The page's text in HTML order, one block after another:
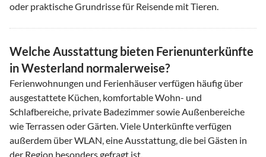
oder praktische Grundrisse für Reisende mit Tieren.
Welche Ausstattung bieten Ferienunterkünfte
in Westerland normalerweise?
Ferienwohnungen und Ferienhäuser verfügen häufig über
ausgestattete Küchen, komfortable Wohn- und
Schlafbereiche, private Badezimmer sowie Außenbereiche
wie Terrassen oder Gärten. Viele Unterkünfte verfügen
außerdem über WLAN, eine Ausstattung, die bei Gästen in
der Region besonders gefragt ist.